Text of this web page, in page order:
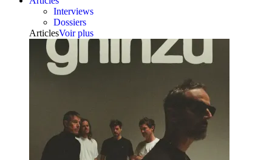
Interviews
Dossiers
ArticlesVoir plus